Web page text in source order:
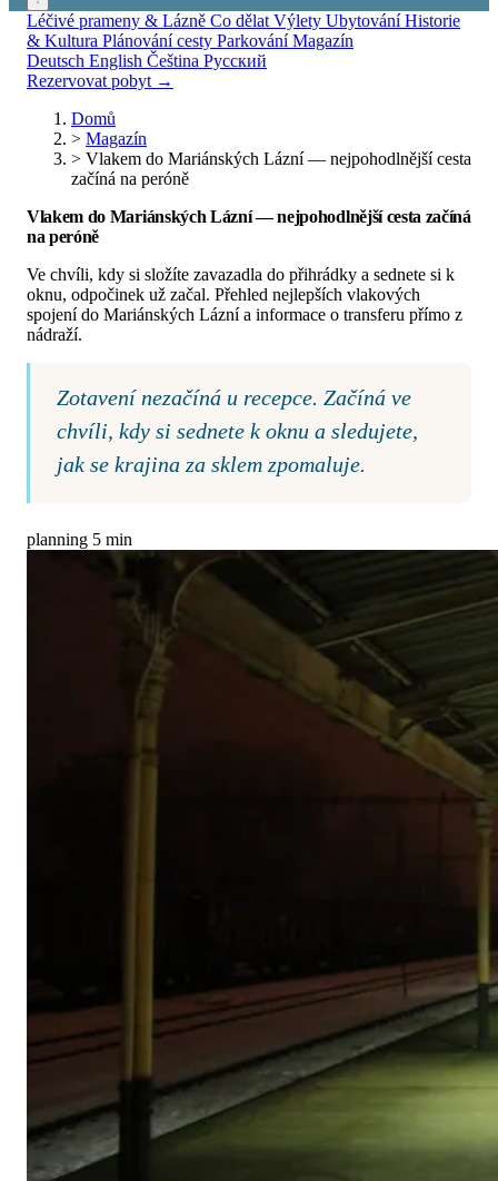
Léčivé prameny & Lázně Co dělat Výlety UbytováníHistorie
& Kultura Plánování cesty ParkováníMagazín
Deutsch English Čeština Русский
Rezervovat pobyt →
Domů
> Magazín
> Vlakem do Mariánských Lázní — nejpohodlnější cesta
začíná na peróně
Vlakem do Mariánských Lázní — nejpohodlnější cesta začíná
na peróně
Ve chvíli, kdy si složíte zavazadla do přihrádky a sednete si k
oknu, odpočinek už začal. Přehled nejlepších vlakových
spojení do Mariánských Lázní a informace o transferu přímo z
nádraží.
Zotavení nezačíná u recepce. Začíná ve
chvíli, kdy si sednete k oknu a sledujete,
jak se krajina za sklem zpomaluje.
planning 5 min